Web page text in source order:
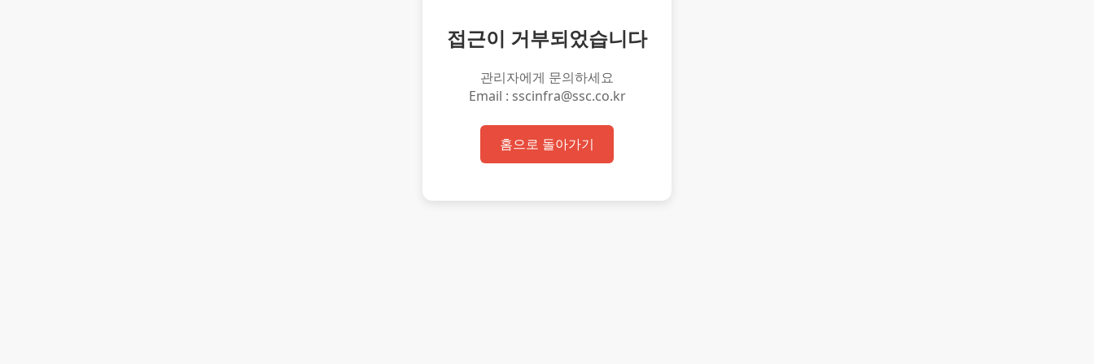
접근이 거부되었습니다
관리자에게 문의하세요
Email : sscinfra@ssc.co.kr
홈으로 돌아가기